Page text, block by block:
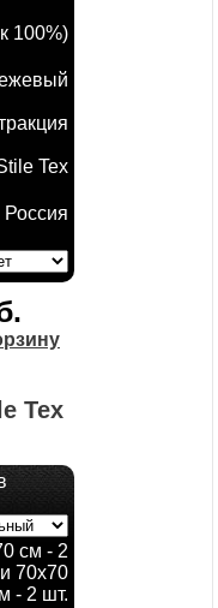
100%)
Tex
Россия
Tex
см - 2
70х70
- 2 шт.